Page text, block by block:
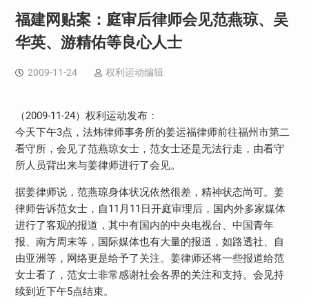
福建网贴案：庭审后律师会见范燕琼、吴
华英、游精佑等良心人士
2009-11-24 权利运动编辑
（2009-11-24）权利运动发布：
今天下午3点，法炜律师事务所的姜运福律师前往福州市第二
看守所，会见了范燕琼女士，范女士还是无法行走，由看守
所人员背出来与姜律师进行了会见。
据姜律师说，范燕琼身体状况依然很差，精神状态尚可。姜
律师告诉范女士，自11月11日开庭审理后，国内外多家媒体
进行了客观的报道，其中有国内的中央电视台、中国青年
报、南方周末等，国际媒体也有大量的报道，如路透社、自
由亚洲等，网络更是给予了关注。姜律师还将一些报道给范
女士看了，范女士非常感谢社会各界的关注和支持。会见持
续到近下午5点结束。